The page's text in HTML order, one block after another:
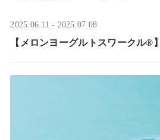
2025.06.11 - 2025.07.08
【メロンヨーグルトスワークル®】